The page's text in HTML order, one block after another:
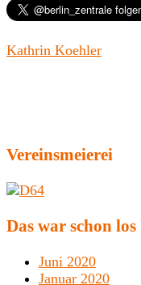
Kathrin Koehler
Vereinsmeierei
Das war schon
Juni 2020
Januar 2020